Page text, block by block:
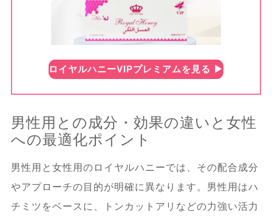
ロイヤルハニーVIPプレミアムを見る ▶︎
男性用との成分・効果の違いと女性
への最適化ポイント
男性用と女性用のロイヤルハニーでは、その配合成分
やアプローチの目的が明確に異なります。男性用はハ
チミツをベースに、トンカットアリなどの力強い活力